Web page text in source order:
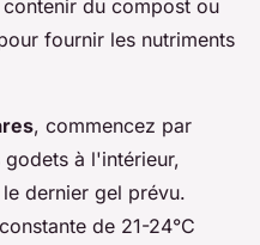
du compost ou
fournir les nutriments
, commencez par
à l'intérieur,
dernier gel prévu.
de 21-24°C